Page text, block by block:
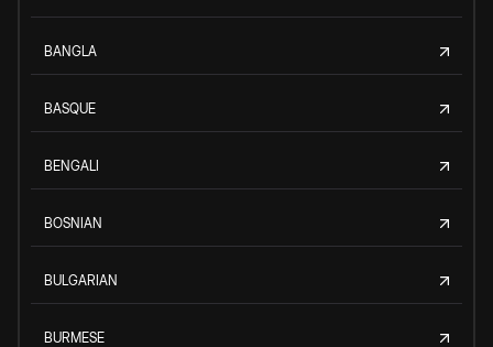
BANGLA
BASQUE
BENGALI
BOSNIAN
BULGARIAN
BURMESE